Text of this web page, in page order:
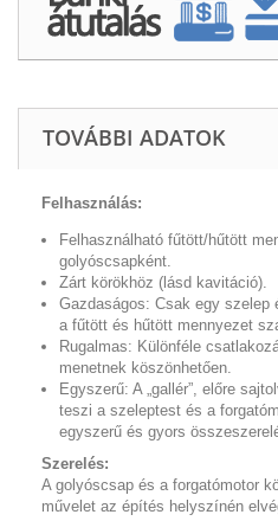
TOVÁBBI ADATOK
Felhasználás:
Felhasználható fűtött/hűtött
golyóscsapként.
Zárt körökhöz (lásd kavitáció).
Gazdaságos: Csak egy szelep
a fűtött és hűtött mennyezet
Rugalmas: Különféle
menetnek köszönhetően.
Egyszerű: A „gallér”, előre
teszi a szeleptest és a
egyszerű és gyors
Szerelés:
A golyóscsap és a forgatómotor
művelet az építés helyszínén